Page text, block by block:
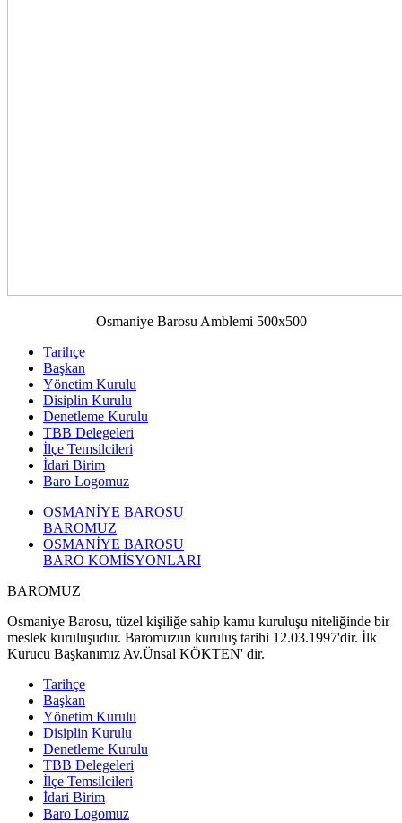
Osmaniye Barosu Amblemi 500x500
Tarihçe
Başkan
Yönetim Kurulu
Disiplin Kurulu
Denetleme Kurulu
TBB Delegeleri
İlçe Temsilcileri
İdari Birim
Baro Logomuz
OSMANİYE BAROSU
BAROMUZ
OSMANİYE BAROSU
BARO KOMİSYONLARI
BAROMUZ
Osmaniye Barosu, tüzel kişiliğe sahip kamu kuruluşu niteliğinde bir
meslek kuruluşudur. Baromuzun kuruluş tarihi 12.03.1997'dir. İlk
Kurucu Başkanımız Av.Ünsal KÖKTEN' dir.
Tarihçe
Başkan
Yönetim Kurulu
Disiplin Kurulu
Denetleme Kurulu
TBB Delegeleri
İlçe Temsilcileri
İdari Birim
Baro Logomuz